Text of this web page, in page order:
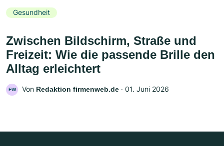
Gesundheit
Zwischen Bildschirm, Straße und
Freizeit: Wie die passende Brille den
Alltag erleichtert
FW Von Redaktion firmenweb.de ‧ 01. Juni 2026